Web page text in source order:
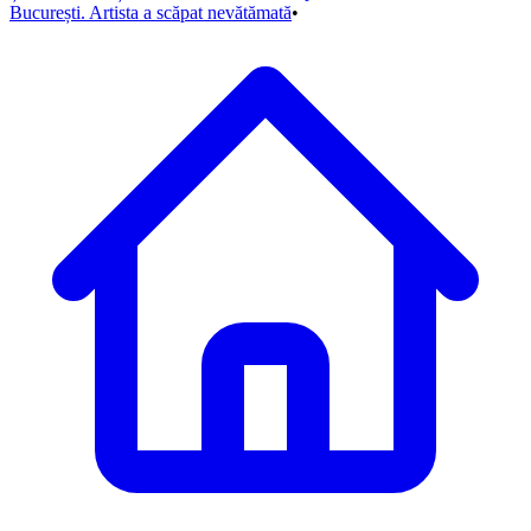
București. Artista a scăpat nevătămată•